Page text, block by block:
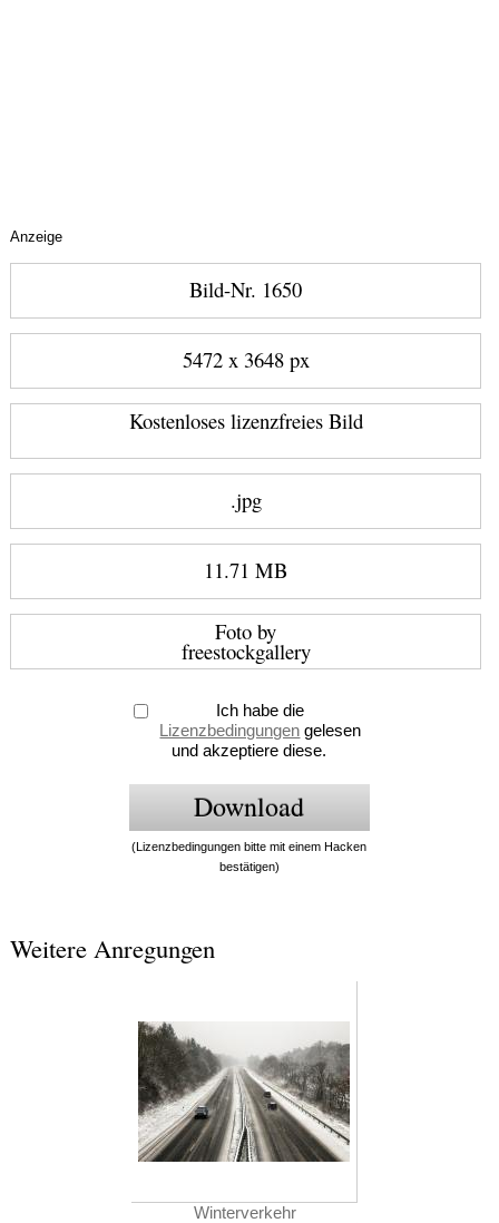
Anzeige
Bild-Nr. 1650
5472 x 3648 px
Kostenloses lizenzfreies Bild
.jpg
11.71 MB
Foto by
freestockgallery
Ich habe die
Lizenzbedingungen gelesen
und akzeptiere diese.
(Lizenzbedingungen bitte mit einem Hacken
bestätigen)
Weitere Anregungen
Winterverkehr